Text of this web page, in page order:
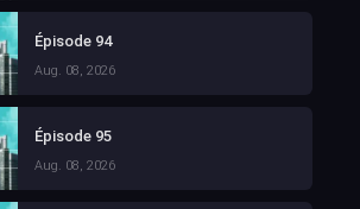
Épisode 94
Aug. 08, 2026
Épisode 95
Aug. 08, 2026